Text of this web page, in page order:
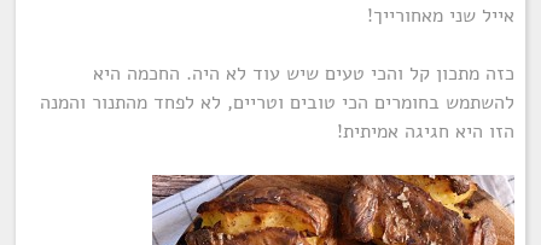
אייל שני מאחורייך!
כזה מתכון קל והכי טעים שיש עוד לא היה. החכמה היא
להשתמש בחומרים הכי טובים וטריים, לא לפחד מהתנור והמנה
הזו היא חגיגה אמיתית!